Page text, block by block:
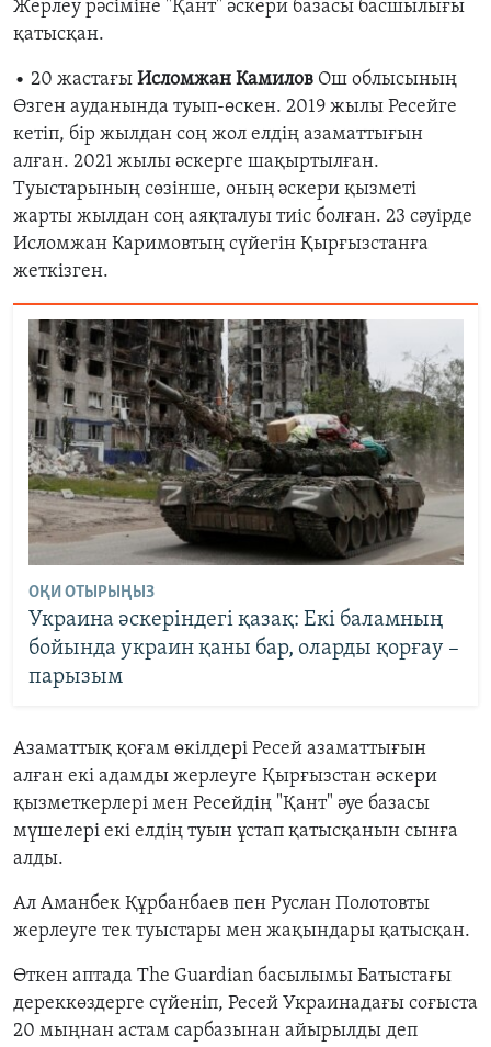
Жерлеу рәсіміне "Қант" әскери базасы басшылығы
қатысқан.
• 20 жастағы Исломжан Камилов Ош облысының
Өзген ауданында туып-өскен. 2019 жылы Ресейге
кетіп, бір жылдан соң жол елдің азаматтығын
алған. 2021 жылы әскерге шақыртылған.
Туыстарының сөзінше, оның әскери қызметі
жарты жылдан соң аяқталуы тиіс болған. 23 сәуірде
Исломжан Каримовтың сүйегін Қырғызстанға
жеткізген.
ОҚИ ОТЫРЫҢЫЗ
Украина әскеріндегі қазақ: Екі баламның
бойында украин қаны бар, оларды қорғау –
парызым
Азаматтық қоғам өкілдері Ресей азаматтығын
алған екі адамды жерлеуге Қырғызстан әскери
қызметкерлері мен Ресейдің "Қант" әуе базасы
мүшелері екі елдің туын ұстап қатысқанын сынға
алды.
Ал Аманбек Құрбанбаев пен Руслан Полотовты
жерлеуге тек туыстары мен жақындары қатысқан.
Өткен аптада The Guardian басылымы Батыстағы
дереккөздерге сүйеніп, Ресей Украинадағы соғыста
20 мыңнан астам сарбазынан айырылды деп